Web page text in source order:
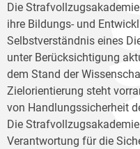
Die
ihre Bildungs- und
Selbstverständnis eines
unter Berücksichtigung
dem Stand der
Zielorientierung steht
von Handlungssicherheit
Die
Verantwortung für die